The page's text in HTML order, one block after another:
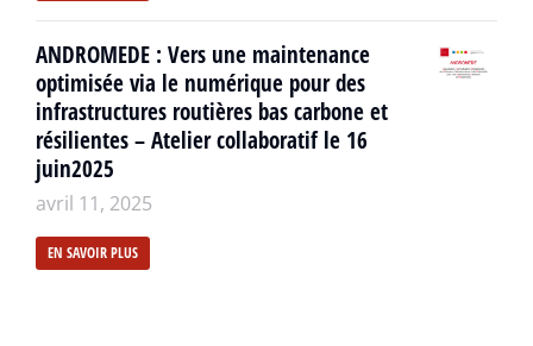
ANDROMEDE : Vers une maintenance
optimisée via le numérique pour des
infrastructures routières bas carbone et
résilientes – Atelier collaboratif le 16
juin2025
avril 11, 2025
EN SAVOIR PLUS